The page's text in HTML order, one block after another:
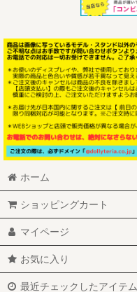
新品商品 (全商品)
ウィッグ(9-10inch)
ウィッグ(8-9inch)
ウィッグ(7-8inch)
ウィッグ(6-7inch)
アウトフィット(SDGIRL)
アウトフィット(SDBOY)
アウトフィット(MSD)
アウトフィット(YSD)
ホーム
ショッピングカート
マイページ
お気に入り
最近チェックしたアイテム